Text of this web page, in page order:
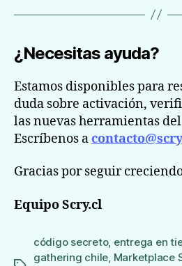
¿Necesitas ayuda?
Estamos disponibles para
duda sobre activación,
las nuevas herramientas
Escríbenos a
Gracias por seguir
Equipo Scry.cl
código secreto, entrega en
gathering chile, Marketplace